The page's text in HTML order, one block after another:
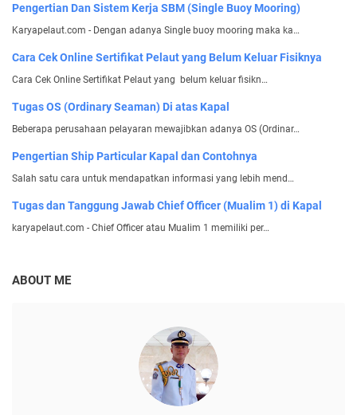
Pengertian Dan Sistem Kerja SBM (Single Buoy Mooring)
Karyapelaut.com - Dengan adanya Single buoy mooring maka ka…
Cara Cek Online Sertifikat Pelaut yang Belum Keluar Fisiknya
Cara Cek Online Sertifikat Pelaut yang belum keluar fisikn…
Tugas OS (Ordinary Seaman) Di atas Kapal
Beberapa perusahaan pelayaran mewajibkan adanya OS (Ordinar…
Pengertian Ship Particular Kapal dan Contohnya
Salah satu cara untuk mendapatkan informasi yang lebih mend…
Tugas dan Tanggung Jawab Chief Officer (Mualim 1) di Kapal
karyapelaut.com - Chief Officer atau Mualim 1 memiliki per…
ABOUT ME